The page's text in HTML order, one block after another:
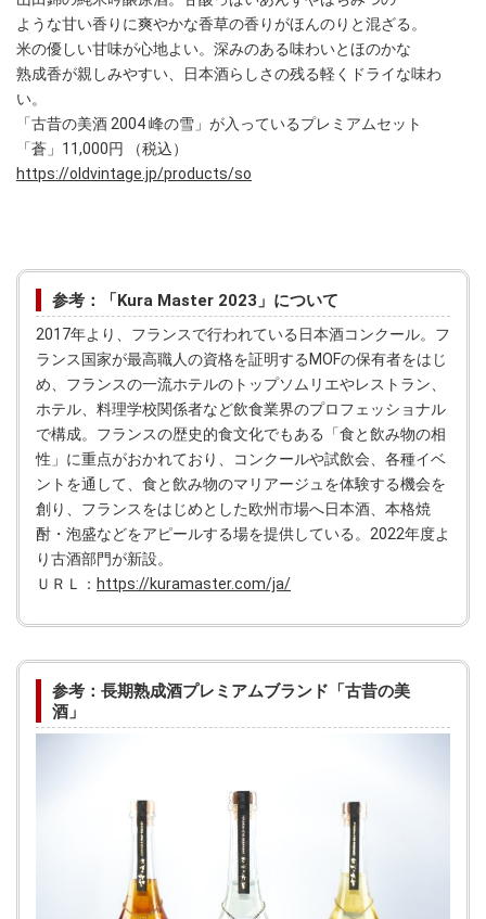
ような甘い香りに爽やかな香草の香りがほんのりと混ざる。
米の優しい甘味が心地よい。深みのある味わいとほのかな
熟成香が親しみやすい、日本酒らしさの残る軽くドライな味わ
い。
「古昔の美酒 2004 峰の雪」が入っているプレミアムセット
「蒼」11,000円 （税込）
https://oldvintage.jp/products/so
参考：「Kura Master 2023」について
2017年より、フランスで行われている日本酒コンクール。フ
ランス国家が最高職人の資格を証明するMOFの保有者をはじ
め、フランスの一流ホテルのトップソムリエやレストラン、
ホテル、料理学校関係者など飲食業界のプロフェッショナル
で構成。フランスの歴史的食文化でもある「食と飲み物の相
性」に重点がおかれており、コンクールや試飲会、各種イベ
ントを通して、食と飲み物のマリアージュを体験する機会を
創り、フランスをはじめとした欧州市場へ日本酒、本格焼
酎・泡盛などをアピールする場を提供している。2022年度よ
り古酒部門が新設。
ＵＲＬ： https://kuramaster.com/ja/
参考：長期熟成酒プレミアムブランド「古昔の美
酒」